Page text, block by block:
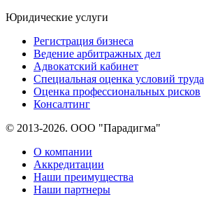
Юридические услуги
Регистрация бизнеса
Ведение арбитражных дел
Адвокатский кабинет
Специальная оценка условий труда
Оценка профессиональных рисков
Консалтинг
© 2013-2026. ООО "Парадигма"
О компании
Аккредитации
Наши преимущества
Наши партнеры